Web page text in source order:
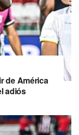
de América
adiós